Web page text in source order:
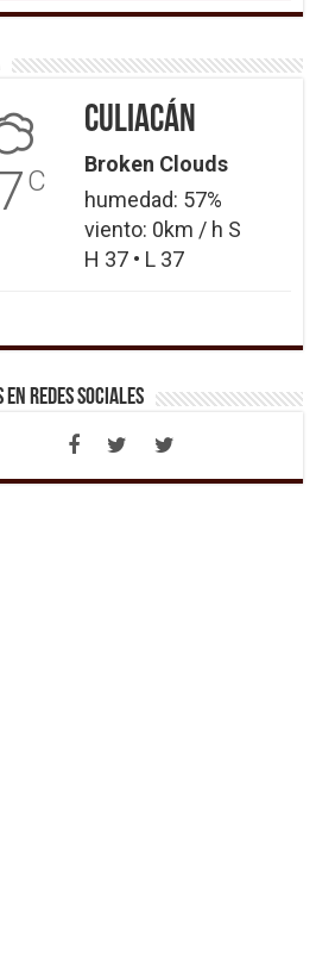
C
Culiacán
Broken Clouds
humedad: 57%
viento: 0km / h S
H 37 • L 37
en Redes Sociales